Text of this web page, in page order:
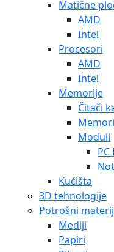
Matične
AMD
Intel
Procesori
AMD
Intel
Memorije
Čitači
Moduli
PC
Kućišta
3D tehnologije
Potrošni
Mediji
Papiri